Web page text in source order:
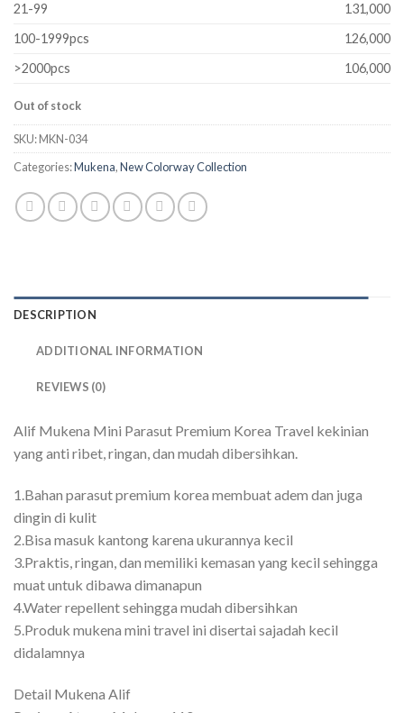
21-99
131,000
100-1999pcs
126,000
>2000pcs
106,000
Out of stock
SKU:MKN-034
Categories:Mukena,New Colorway Collection
DESCRIPTION
ADDITIONAL INFORMATION
REVIEWS (0)
Alif Mukena Mini Parasut Premium Korea Travel kekinian
yang anti ribet, ringan, dan mudah dibersihkan.
1.Bahan parasut premium korea membuat adem dan juga
dingin di kulit
2.Bisa masuk kantong karena ukurannya kecil
3.Praktis, ringan, dan memiliki kemasan yang kecil sehingga
muat untuk dibawa dimanapun
4.Water repellent sehingga mudah dibersihkan
5.Produk mukena mini travel ini disertai sajadah kecil
didalamnya
Detail Mukena Alif